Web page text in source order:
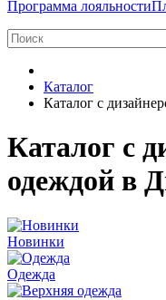
Программа лояльности
Каталог
Каталог с
Каталог с
одеждой в
Новинки
Одежда